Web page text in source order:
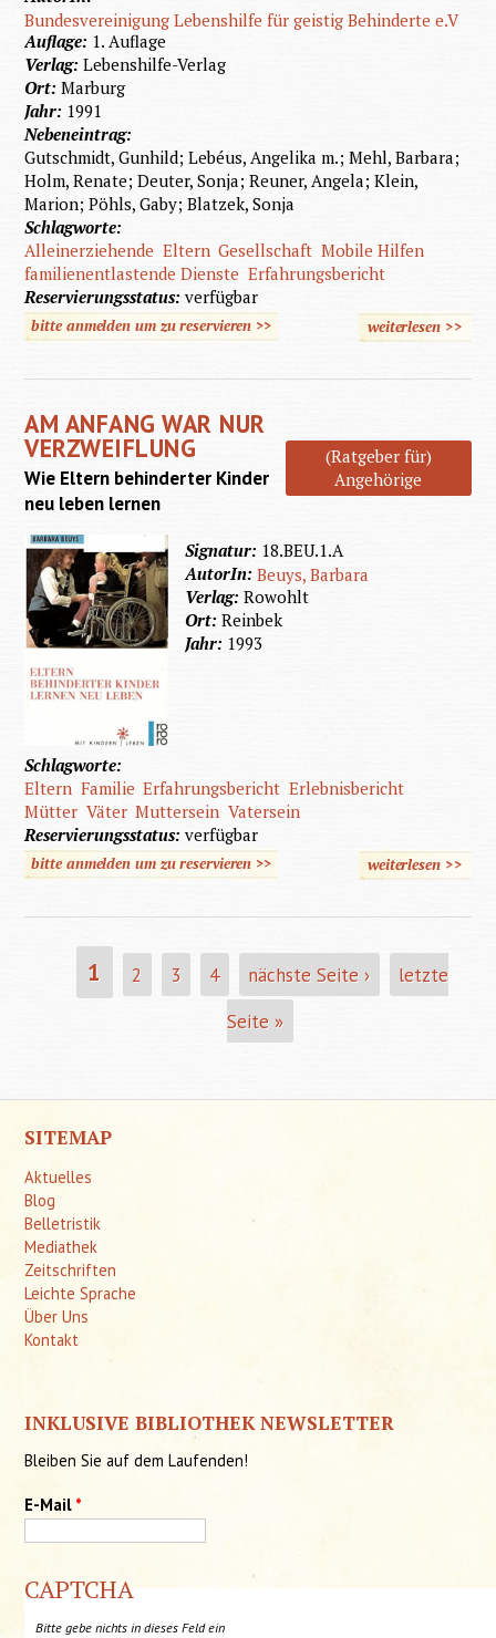
Bundesvereinigung Lebenshilfe für geistig Behinderte e.V
Auflage: 1. Auflage
Verlag:Lebenshilfe-Verlag
Ort:Marburg
Jahr: 1991
Nebeneintrag:
Gutschmidt, Gunhild; Lebéus, Angelika m.; Mehl, Barbara;
Holm, Renate; Deuter, Sonja; Reuner, Angela; Klein,
Marion; Pöhls, Gaby; Blatzek, Sonja
Schlagworte:
Alleinerziehende Eltern Gesellschaft Mobile Hilfen
familienentlastende Dienste Erfahrungsbericht
Reservierungsstatus:verfügbar
bitte anmelden um zu reservieren >> weiterlesen>>
AM ANFANG WAR NUR
VERZWEIFLUNG
(Ratgeber für)
Angehörige
Wie Eltern behinderter Kinder
neu leben lernen
Signatur: 18.BEU.1.A
AutorIn:Beuys, Barbara
Verlag:Rowohlt
Ort:Reinbek
Jahr: 1993
Schlagworte:
Eltern Familie Erfahrungsbericht Erlebnisbericht
Mütter Väter Muttersein Vatersein
Reservierungsstatus:verfügbar
bitte anmelden um zu reservieren >> weiterlesen
über
>>
SEITEN1 2 3 4 nächste Seite ›
letzte
Seite »
SITEMAP
Aktuelles
Blog
Belletristik
Mediathek
Zeitschriften
Leichte Sprache
Über Uns
Kontakt
INKLUSIVE BIBLIOTHEK NEWSLETTER
Bleiben Sie auf dem Laufenden!
E-Mail *
CAPTCHA
Bitte gebe nichts in dieses Feld ein